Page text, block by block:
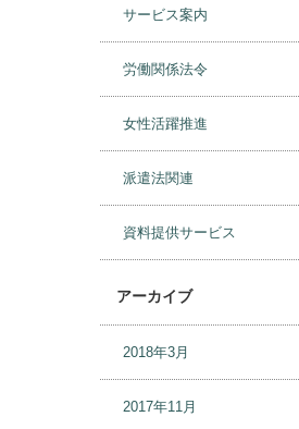
サービス案内
労働関係法令
女性活躍推進
派遣法関連
資料提供サービス
アーカイブ
2018年3月
2017年11月